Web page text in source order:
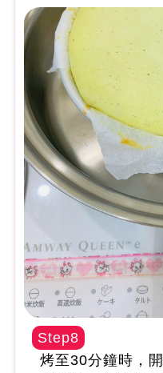
Step8
烤至30分鐘時，